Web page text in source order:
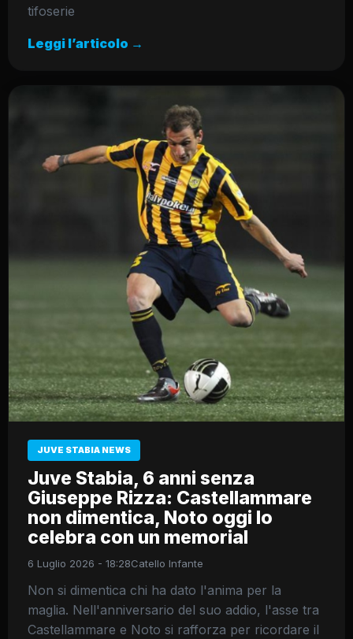
tifoserie
Leggi l’articolo →
JUVE STABIA NEWS
Juve Stabia, 6 anni senza
Giuseppe Rizza: Castellammare
non dimentica, Noto oggi lo
celebra con un memorial
6 Luglio 2026 - 18:28Catello Infante
Non si dimentica chi ha dato l'anima per la
maglia. Nell'anniversario del suo addio, l'asse tra
Castellammare e Noto si rafforza per ricordare il